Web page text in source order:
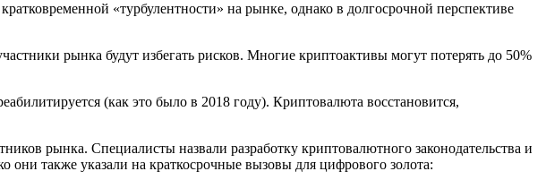
«турбулентности» на рынке, однако в долгосрочной перспективе
рынка будут избегать рисков. Многие криптоактивы могут потерять до 50%
(как это было в 2018 году). Криптовалюта восстановится,
рынка. Специалисты назвали разработку криптовалютного законодательства и
также указали на краткосрочные вызовы для цифрового золота: